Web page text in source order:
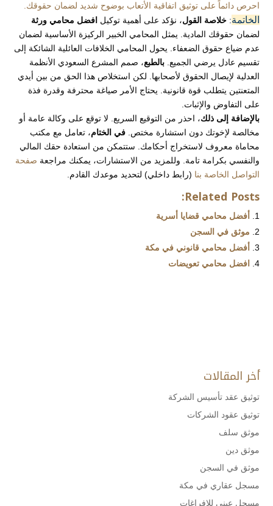
احرص دائماً على توثيق اتفاقية الأتعاب بوضوح شديد لضمان حقوقك.
الخاتمة: خلاصة القول، نؤكد على أهمية توكيل افضل محامي ورثة
لضمان حقوقك المادية. يمثل المحامي الخبير الركيزة الأساسية لضمان
عدم ضياع حقوق الضعفاء. يحول المحامي الخلافات العائلية الشائكة إلى
تقسيم عادل يرضي الجميع. بالطبع، صمم المشرع السعودي الأنظمة
العدلية لإيصال الحقوق لأصحابها. لكن استخلاص هذا الحق من بين أيدي
المتعنتين يتطلب قوة قانونية. يحتاج الأمر صياغة محترفة وقدرة فذة
على التفاوض والإثبات.
بالإضافة إلى ذلك، احذر من التوقيع السريع. لا توقع على وكالة عامة أو
مخالصة لإخوتك دون استشارة مختص. في الختام، تعامل مع مكتب
محاماة معروف لاستخراج أحكامك. ستتمكن من استعادة حقك المالي
والنفسي بكرامة تامة. وللمزيد من الاستشارات، يمكنك مراجعة صفحة
التواصل الخاصة بنا (رابط داخلي) لتحديد موعدك القادم.
Related Posts:
أفضل محامي قضايا أسرية
موثق في السجن
أفضل محامي قانوني في مكة
افضل محامي تعويضات
أخر المقالات
توثيق عقد تأسيس الشركة
توثيق عقود الشركات
موثق سلف
موثق دين
موثق في السجن
مسجل عقاري في مكة
مسجل عيني للافراغات